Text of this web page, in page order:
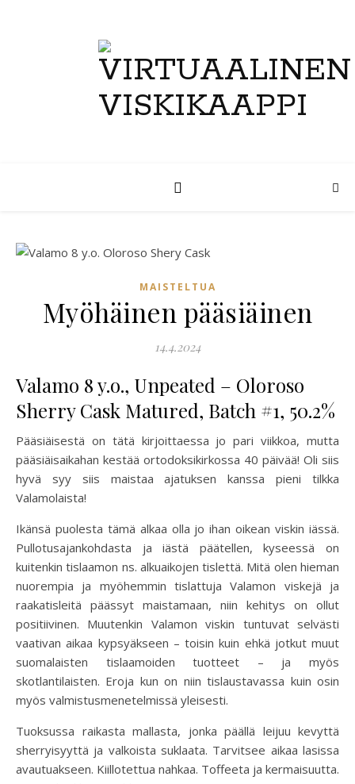
MAISTELTUA
Myöhäinen pääsiäinen
14.4.2024
Valamo 8 y.o., Unpeated – Oloroso
Sherry Cask Matured, Batch #1, 50.2%
Pääsiäisestä on tätä kirjoittaessa jo pari viikkoa, mutta
pääsiäisaikahan kestää ortodoksikirkossa 40 päivää! Oli siis
hyvä syy siis maistaa ajatuksen kanssa pieni tilkka
Valamolaista!
Ikänsä puolesta tämä alkaa olla jo ihan oikean viskin iässä.
Pullotusajankohdasta ja iästä päätellen, kyseessä on
kuitenkin tislaamon ns. alkuaikojen tislettä. Mitä olen hieman
nuorempia ja myöhemmin tislattuja Valamon viskejä ja
raakatisleitä päässyt maistamaan, niin kehitys on ollut
positiivinen. Muutenkin Valamon viskin tuntuvat selvästi
vaativan aikaa kypsyäkseen – toisin kuin ehkä jotkut muut
suomalaisten tislaamoiden tuotteet – ja myös
skotlantilaisten. Eroja kun on niin tislaustavassa kuin osin
myös valmistusmenetelmissä yleisesti.
Tuoksussa raikasta mallasta, jonka päällä leijuu kevyttä
sherryisyyttä ja valkoista suklaata. Tarvitsee aikaa lasissa
avautuakseen. Kiillotettua nahkaa. Toffeeta ja kermaisuutta.